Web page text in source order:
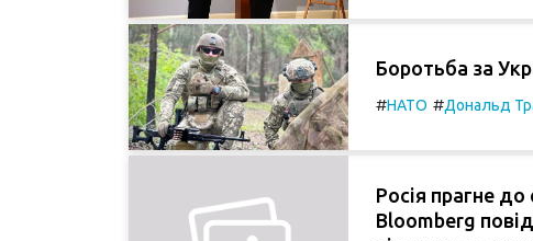
Боротьба за
#НАТО #Дональд
Росія прагне до
Bloomberg